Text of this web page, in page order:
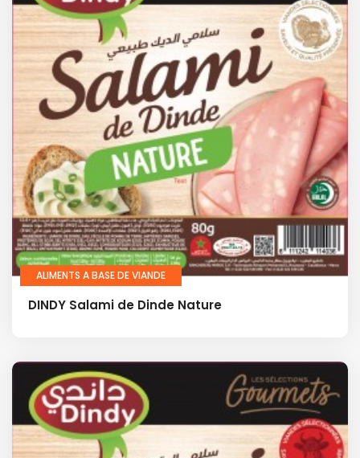
ALIMENTS A BASE DE VIANDE
DINDY Salami de Dinde Nature